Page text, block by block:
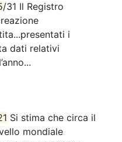
/31 Il Registro
i
dati relativi
Si stima che circa il
mondiale